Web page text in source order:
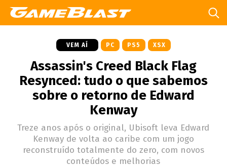
VEM AÍ PC PS5 XSX
Assassin's Creed Black Flag
Resynced: tudo o que sabemos
sobre o retorno de Edward
Kenway
Treze anos após o original, Ubisoft leva Edward
Kenway de volta ao caribe com um jogo
reconstruído totalmente do zero, com novos
conteúdos e melhorias